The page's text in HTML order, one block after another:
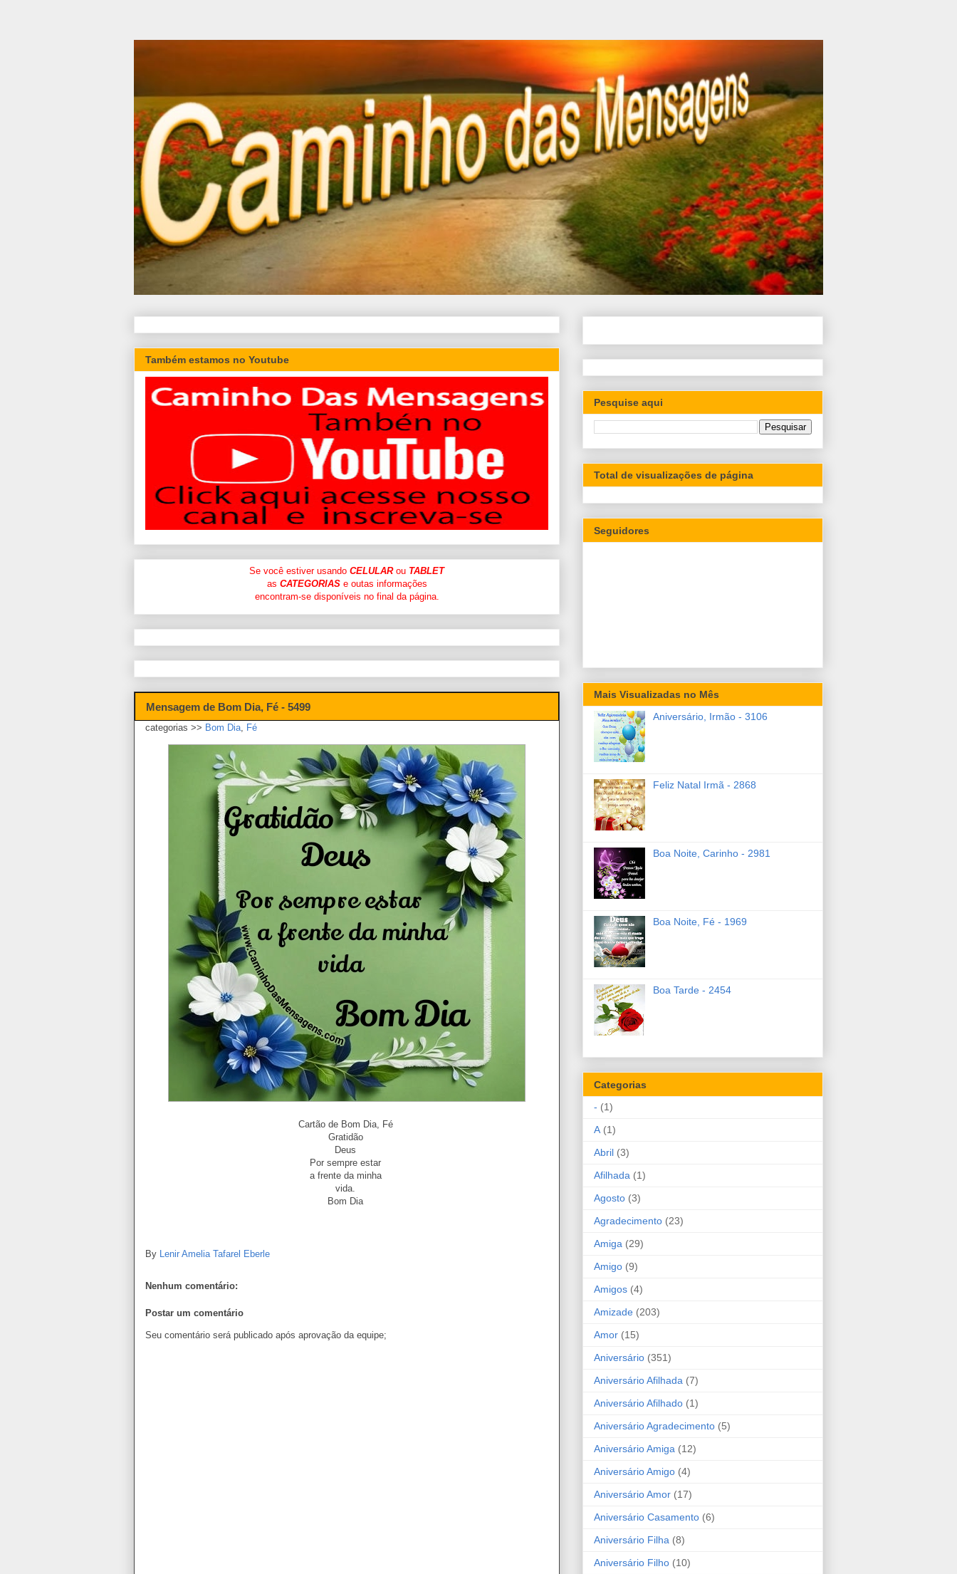
Também estamos no Youtube
Se você estiver usando CELULARou TABLET
as CATEGORIASe outas informações
encontram-se disponíveis no final da página.
Mensagem de Bom Dia, Fé - 5499
categorias >> Bom Dia Fé
Cartão de Bom Dia, Fé
Gratidão
Deus
Por sempre estar
a frente da minha
vida.
Bom Dia
By Lenir Amelia Tafarel Eberle
Nenhum comentário:
Postar um comentário
Seu comentário será publicado após aprovação da equipe;
Pesquise aqui
Total de visualizações de página
Seguidores
Mais Visualizadas no Mês
Aniversário, Irmão - 3106
Feliz Natal Irmã - 2868
Boa Noite, Carinho - 2981
Boa Noite, Fé - 1969
Boa Tarde - 2454
Categorias
- (1)
A (1)
Abril (3)
Afilhada (1)
Agosto (3)
Agradecimento (23)
Amiga (29)
Amigo (9)
Amigos (4)
Amizade (203)
Amor (15)
Aniversário (351)
Aniversário Afilhada (7)
Aniversário Afilhado (1)
Aniversário Agradecimento (5)
Aniversário Amiga (12)
Aniversário Amigo (4)
Aniversário Amor (17)
Aniversário Casamento (6)
Aniversário Filha (8)
Aniversário Filho (10)